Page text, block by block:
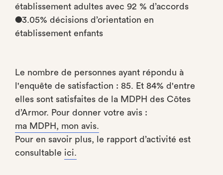
établissement adultes avec 92 % d’accords
●3.05% décisions d’orientation en
établissement enfants
Le nombre de personnes ayant répondu à
l'enquête de satisfaction : 85. Et 84% d'entre
elles sont satisfaites de la MDPH des Côtes
d’Armor. Pour donner votre avis :
ma MDPH, mon avis.
Pour en savoir plus, le rapport d’activité est
consultable ici.